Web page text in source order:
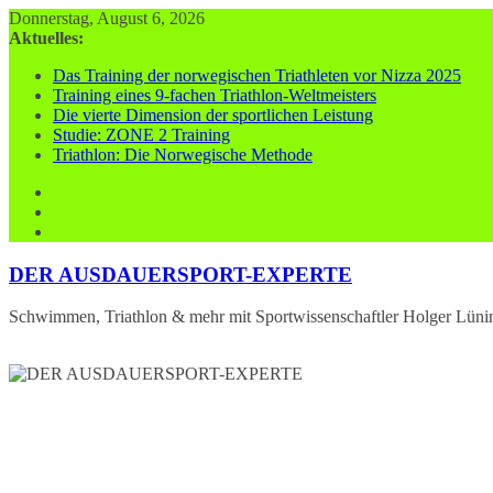
Zum
Inhalt
Donnerstag, August 6, 2026
Aktuelles:
Das Training der norwegischen Triathleten vor Nizza 2025
Training eines 9-fachen Triathlon-Weltmeisters
Die vierte Dimension der sportlichen Leistung
Studie: ZONE 2 Training
Triathlon: Die Norwegische Methode
DER AUSDAUERSPORT-EXPERTE
Schwimmen, Triathlon & mehr mit Sportwissenschaftler Holger